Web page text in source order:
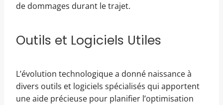
de dommages durant le trajet.
Outils et Logiciels Utiles
L’évolution technologique a donné naissance à
divers outils et logiciels spécialisés qui apportent
une aide précieuse pour planifier l’optimisation